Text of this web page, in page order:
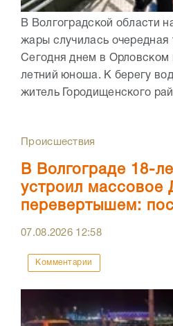
В Волгоградской области
жары случилась очередная
Сегодня днем в Орловском
летний юноша. К берегу
житель Городищенского
Происшествия
В Волгограде 18-
устроил массовое
перевертышем:
07.08.2026 12:58
Комментарии